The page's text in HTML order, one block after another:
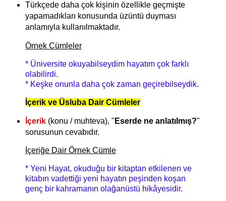
Türkçede daha çok kişinin özellikle geçmişte
yapamadıkları konusunda üzüntü duyması
anlamıyla kullanılmaktadır.
Örnek Cümleler
* Üniversite okuyabilseydim hayatım çok farklı
olabilirdi.
* Keşke onunla daha çok zaman geçirebilseydik.
İçerik ve Üsluba Dair Cümleler
İçerik(konu / muhteva), " Eserde ne anlatılmış?"
sorusunun cevabıdır.
İçeriğe Dair Örnek Cümle
* Yeni Hayat, okuduğu bir kitaptan etkilenen ve
kitabın vadettiği yeni hayatın peşinden koşan
genç bir kahramanın olağanüstü hikâyesidir.